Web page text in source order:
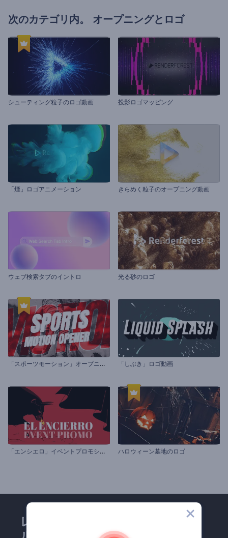
次のカテゴリ内。 オープニングとロゴ
シューティング粒子のロゴ動画 投影ロゴマッピング
「煙」ロゴアニメーション きらめく粒子のオープニング動画
ウェブ検索タブのイントロ 光る砂のロゴ
「
スポーツモーション」オープニング 「しぶき」ロゴ動画
「
エンシエロ」イベントプロモション ハロウィーン墓地のロゴ
レンダーフォレストのメー